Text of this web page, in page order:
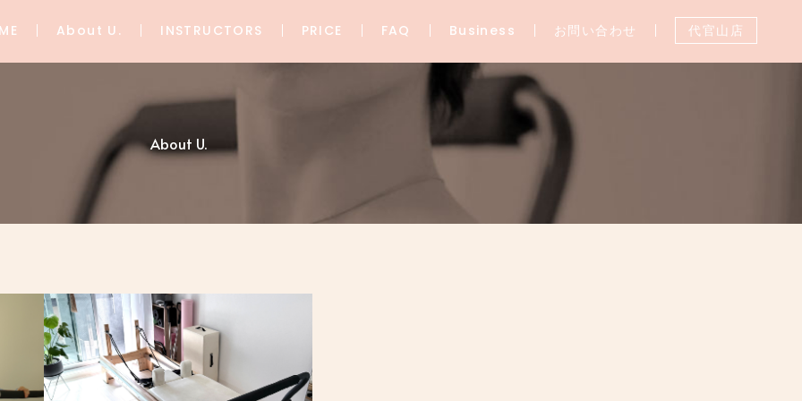
About U. INSTRUCTORS PRICE FAQ Business お問い合わせ 代官山店
About U.